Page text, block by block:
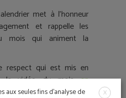
met à l’honneur
et rappelle les
mois qui animent la
respect qui est mis en
la vidéo du moisen
X
aux seules fins d'analyse de